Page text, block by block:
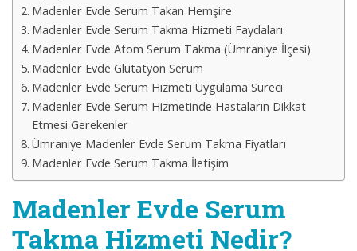
Madenler Evde Serum Takan Hemşire
Madenler Evde Serum Takma Hizmeti Faydaları
Madenler Evde Atom Serum Takma (Ümraniye İlçesi)
Madenler Evde Glutatyon Serum
Madenler Evde Serum Hizmeti Uygulama Süreci
Madenler Evde Serum Hizmetinde Hastaların Dikkat
Etmesi Gerekenler
Ümraniye Madenler Evde Serum Takma Fiyatları
Madenler Evde Serum Takma İletişim
Madenler Evde Serum
Takma Hizmeti Nedir?